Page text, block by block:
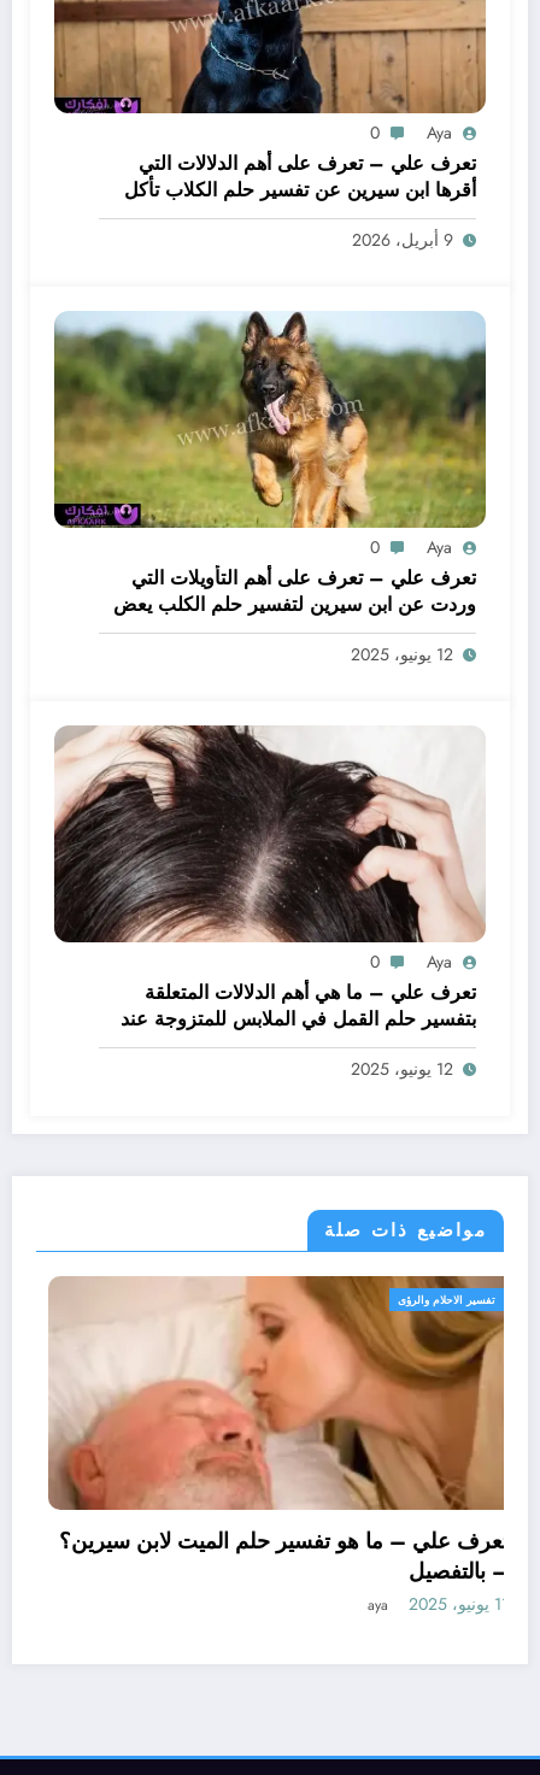
Aya
0
تعرف علي – تعرف على أهم الدلالات التي
أقرها ابن سيرين عن تفسير حلم الكلاب تأكل
لحم – بالتفصيل
9 أبريل، 2026
Aya
0
تعرف علي – تعرف على أهم التأويلات التي
وردت عن ابن سيرين لتفسير حلم الكلب يعض
يدي – بالتفصيل
12 يونيو، 2025
Aya
0
تعرف علي – ما هي أهم الدلالات المتعلقة
بتفسير حلم القمل في الملابس للمتزوجة عند
ابن سيرين؟ – بالتفصيل
12 يونيو، 2025
مواضيع ذات صلة
تفسير الاحلام والرؤى
تعرف علي – ما هو تفسير حلم الميت لابن
– بالتفصيل
11 يونيو، 2025